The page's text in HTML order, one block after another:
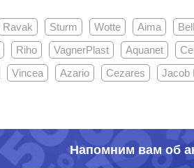
Ravak Sturm Wotte Aima
Riho VagnerPlast Aquanet
Vincea Azario Cezares Jacob
Напомним вам об